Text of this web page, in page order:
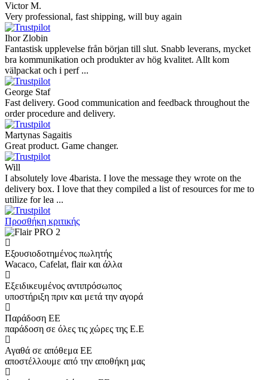
Victor M.
Very professional, fast shipping, will buy again
Ihor Zlobin
Fantastisk upplevelse från början till slut. Snabb leverans, mycket
bra kommunikation och produkter av hög kvalitet. Allt kom
välpackat och i perf ...
George Staf
Fast delivery. Good communication and feedback throughout the
order procedure and delivery.
Martynas Sagaitis
Great product. Game changer.
Will
I absolutely love 4barista. I love the message they wrote on the
delivery box. I love that they compiled a list of resources for me to
utilize for lea ...
Προσθήκη κριτικής
Εξουσιοδοτημένος πωλητής
Wacaco, Cafelat, flair και άλλα
Εξειδικευμένος αντιπρόσωπος
υποστήριξη πριν και μετά την αγορά
Παράδοση ΕΕ
παράδοση σε όλες τις χώρες της Ε.Ε
Αγαθά σε απόθεμα ΕΕ
αποστέλλουμε από την αποθήκη μας